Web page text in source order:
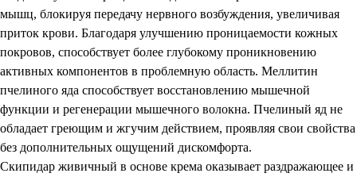
мышц, блокируя передачу нервного возбуждения, увеличивая
приток крови. Благодаря улучшению проницаемости кожных
покровов, способствует более глубокому проникновению
активных компонентов в проблемную область. Меллитин
пчелиного яда способствует восстановлению мышечной
функции и регенерации мышечного волокна. Пчелиный яд не
обладает греющим и жгучим действием, проявляя свои свойства
без дополнительных ощущений дискомфорта.
Скипидар живичный в основе крема оказывает раздражающее и